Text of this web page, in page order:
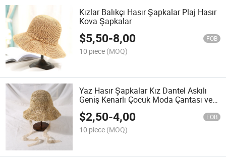
Kızlar Balıkçı Hasır Şapkalar Plaj Hasır
Kova Şapkalar
$5,50-8,00 FOB
10 piece (MOQ)
Yaz Hasır Şapkalar Kız Dantel Askılı
Geniş Kenarlı Çocuk Moda Çantası ve
Şapka Seti Bebekler için
$2,50-4,00 FOB
10 piece (MOQ)